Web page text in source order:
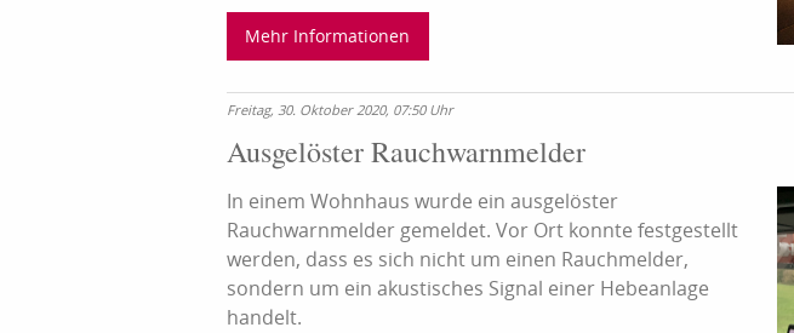
Mehr Informationen
Freitag, 30. Oktober 2020, 07:50 Uhr
Ausgelöster Rauchwarnmelder
In einem Wohnhaus wurde ein ausgelöster
Rauchwarnmelder gemeldet. Vor Ort konnte festgestellt
werden, dass es sich nicht um einen Rauchmelder,
sondern um ein akustisches Signal einer Hebeanlage
handelt.